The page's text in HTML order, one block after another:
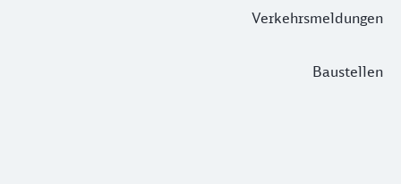
Verkehrsmeldungen
Baustellen